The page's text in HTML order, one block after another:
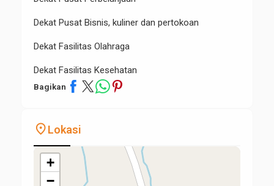
Dekat Pusat Bisnis, kuliner dan pertokoan
Dekat Fasilitas Olahraga
Dekat Fasilitas Kesehatan
Bagikan
placeLokasi
+
−